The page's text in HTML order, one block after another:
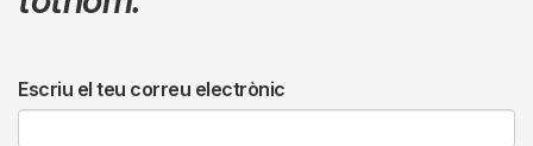
Escriu el teu correu electrònic